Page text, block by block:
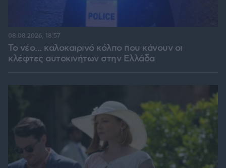
Το νέο... καλοκαιρινό κόλπο που κάνουν οι
κλέφτες αυτοκινήτων στην Ελλάδα
08.08.2026, 18:57